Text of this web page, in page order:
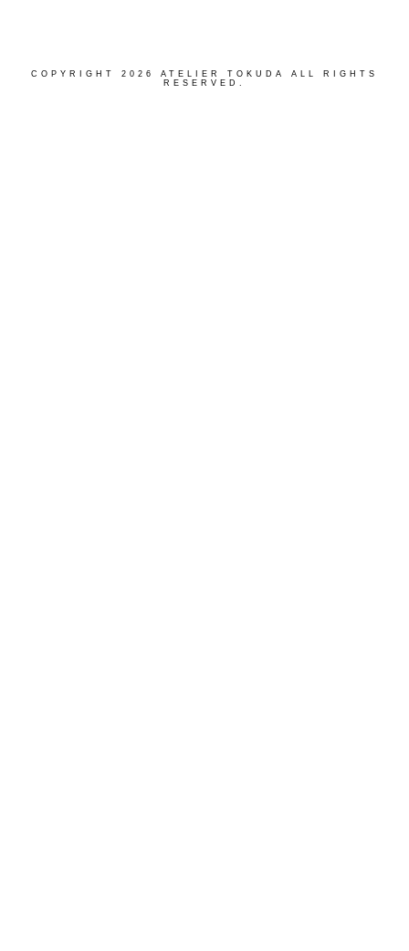
COPYRIGHT 2026 ATELIER TOKUDA ALL RIGHTS
RESERVED.